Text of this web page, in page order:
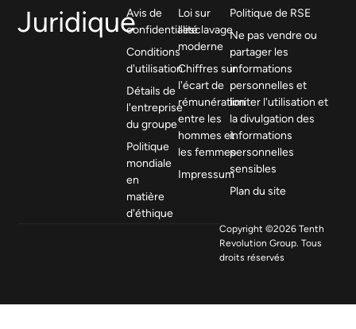
JuridiqueAvis de
confidentialité
Conditions
d'utilisation
Détails de
l'entreprise
du groupe
Politique
mondiale
en
matière
d'éthique
Loi sur
l'esclavage
moderne
Chiffres sur
l'écart de
rémunération
entre les
hommes et
les femmes
Impressum
Politique de RSE
Ne pas vendre ou
partager les
informations
personnelles et
limiter l'utilisation et
la divulgation des
informations
personnelles
sensibles
Plan du site
Copyright ©2026 Tenth
Revolution Group. Tous
droits réservés